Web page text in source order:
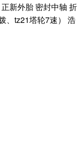
新外胎 密封中轴 折
、tz21塔轮7速） 浩